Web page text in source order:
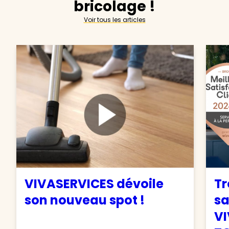
bricolage !
Voir tous les articles
VIVASERVICES dévoile
son nouveau spot !